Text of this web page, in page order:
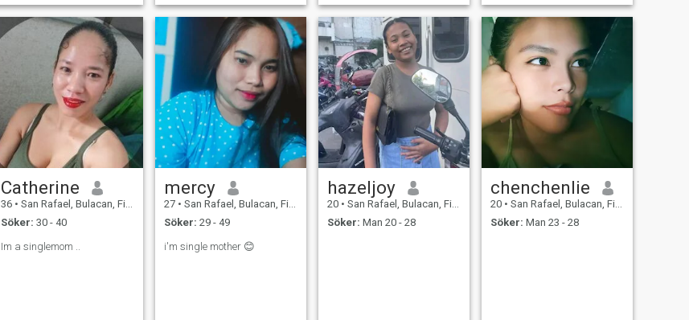
Catherine
36 • San Rafael, Bulacan, Filippinerna
Söker: 30 - 40
Im a singlemom ..
mercy
27 • San Rafael, Bulacan, Filippinerna
Söker: 29 - 49
i'm single mother 😊
hazeljoy
20 • San Rafael, Bulacan, Filippinerna
Söker: Man 20 - 28
chenchenlie
20 • San Rafael, Bulacan, Filippinerna
Söker: Man 23 - 28